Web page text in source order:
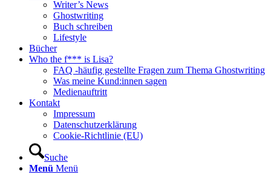
Writer’s News
Ghostwriting
Buch schreiben
Lifestyle
Bücher
Who the f*** is Lisa?
FAQ -häufig gestellte Fragen zum Thema Ghostwriting
Was meine Kund:innen sagen
Medienauftritt
Kontakt
Impressum
Datenschutzerklärung
Cookie-Richtlinie (EU)
Suche
Menü Menü